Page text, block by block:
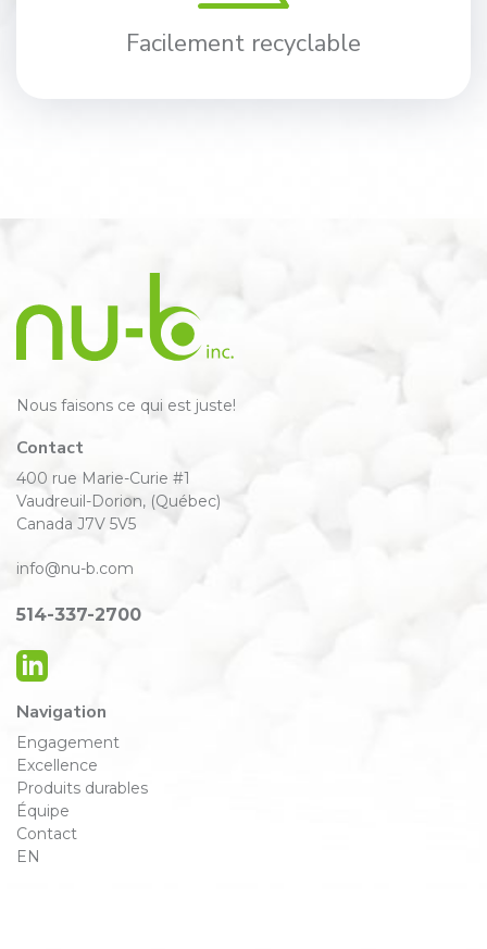
Facilement recyclable
Nous faisons ce qui est juste!
Contact
400 rue Marie-Curie #1
Vaudreuil-Dorion, (Québec)
Canada J7V 5V5
info@nu-b.com
514-337-2700
Navigation
Engagement
Excellence
Produits durables
Équipe
Contact
EN